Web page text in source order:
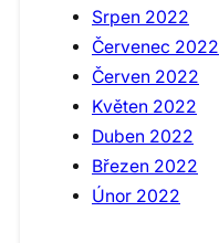
Srpen 2022
Červenec 2022
Červen 2022
Květen 2022
Duben 2022
Březen 2022
Únor 2022